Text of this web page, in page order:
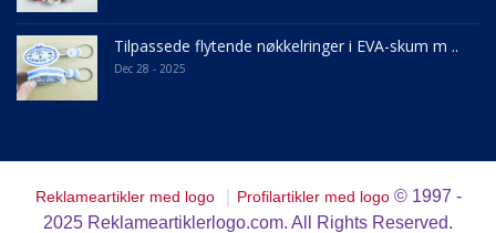
Tilpassede flytende nøkkelringer i EVA-skum m ..
Dec 28 - 2025
Reklameartikler med logo｜ Profilartikler med logo © 1997 -
2025 Reklameartiklerlogo.com. All Rights Reserved.